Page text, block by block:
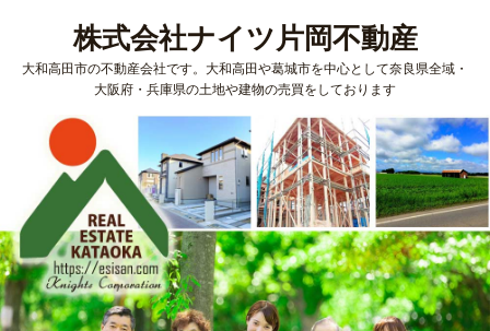
株式会社ナイツ片岡不動産
大和高田市の不動産会社です。大和高田や葛城市を中心として奈良県全域・
大阪府・兵庫県の土地や建物の売買をしております